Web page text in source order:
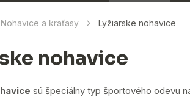
Nohavice a kraťasy Lyžiarske nohavice
nohavice
sú špeciálny typ športového odevu